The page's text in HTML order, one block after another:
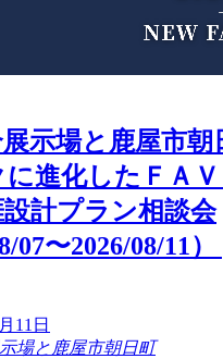
示場と鹿屋市
進化したＦＡＶ
計プラン相談会
07〜2026/08/11
11日
場と鹿屋市朝日町